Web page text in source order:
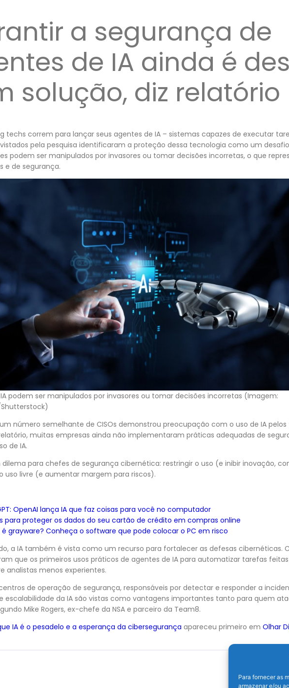
Para fornecer as
armazenar e/ou
a segurança de
de IA ainda é
solução, diz relatório
techs correm para lançar seus agentes de IA – sistemas capazes de executar
pela pesquisa identificaram a proteção dessa tecnologia como um
podem ser manipulados por invasores ou tomar decisões incorretas, o que
e de segurança.
podem ser manipulados por invasores ou tomar decisões incorretas (Imagem:
número semelhante de CISOs demonstrou preocupação com o uso de IA pelos
muitas empresas ainda não implementaram práticas adequadas de
de IA.
dilema para chefes de segurança cibernética: restringir o uso (e inibir inovação,
uso livre (e aumentar margem para riscos).
OpenAI lança IA que faz coisas para você no computador
para proteger os dados do seu cartão de crédito em compras online
é grayware? Conheça o software que pode colocar o PC em risco
a IA também é vista como um recurso para fortalecer as defesas cibernéticas.
que os primeiros usos práticos de agentes de IA para automatizar tarefas
analistas menos experientes.
de operação de segurança, responsáveis por detectar e responder a
escalabilidade da IA são vistas como vantagens importantes tanto para quem
Mike Rogers, ex-chefe da NSA e parceiro da Team8.
IA é o pesadelo e a esperança da cibersegurança apareceu primeiro em Olhar